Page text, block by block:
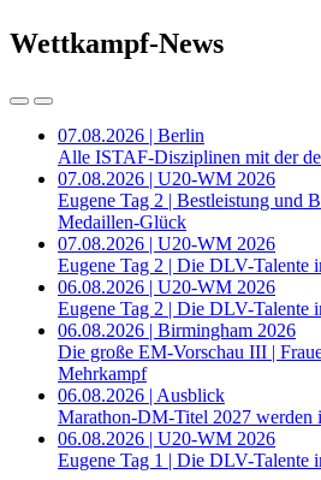
Wettkampf-News
07.08.2026 | Berlin
Alle ISTAF-Disziplinen mit der
07.08.2026 | U20-WM 2026
Eugene Tag 2 | Bestleistung und
Medaillen-Glück
07.08.2026 | U20-WM 2026
Eugene Tag 2 | Die DLV-Talente
06.08.2026 | U20-WM 2026
Eugene Tag 2 | Die DLV-Talente
06.08.2026 | Birmingham 2026
Die große EM-Vorschau III |
Mehrkampf
06.08.2026 | Ausblick
Marathon-DM-Titel 2027 werden
06.08.2026 | U20-WM 2026
Eugene Tag 1 | Die DLV-Talente